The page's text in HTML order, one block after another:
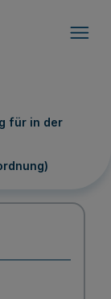
für in der